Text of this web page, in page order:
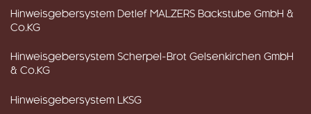
Hinweisgebersystem Detlef MALZERS Backstube GmbH &
Co.KG
Hinweisgebersystem Scherpel-Brot Gelsenkirchen GmbH
& Co.KG
Hinweisgebersystem LKSG